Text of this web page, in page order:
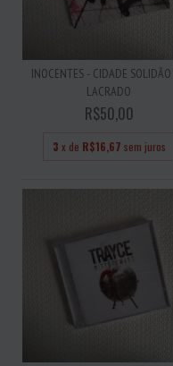
INOCENTES - CIDADE
LACRADO
R$50,00
3 x de R$16,67 sem juros